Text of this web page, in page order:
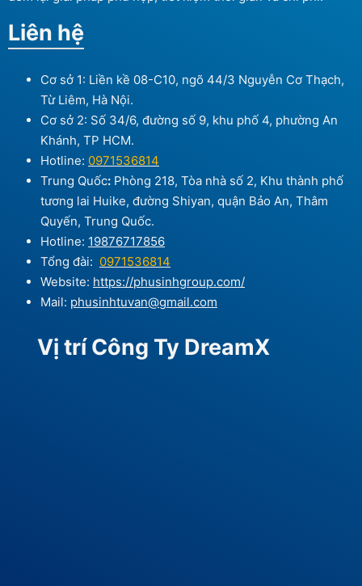
Liên hệ
Cơ sở 1: Liền kề 08-C10, ngõ 44/3 Nguyễn Cơ Thạch,
Từ Liêm, Hà Nội.
Cơ sở 2: Số 34/6, đường số 9, khu phố 4, phường An
Khánh, TP HCM.
Hotline: 0971536814
Trung Quốc: Phòng 218, Tòa nhà số 2, Khu thành phố
tương lai Huike, đường Shiyan, quận Bảo An, Thâm
Quyến, Trung Quốc.
Hotline: 19876717856
Tổng đài: 0971536814
Website: https://phusinhgroup.com/
Mail: phusinhtuvan@gmail.com
Vị trí Công Ty DreamX